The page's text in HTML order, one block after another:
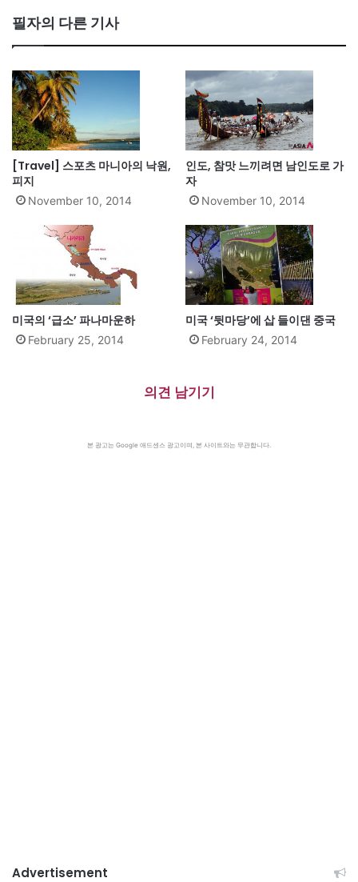
필자의 다른 기사
[Travel] 스포츠 마니아의 낙원,
피지
November 10, 2014
인도, 참맛 느끼려면 남인도로 가
자
November 10, 2014
미국의 ‘급소’ 파나마운하
February 25, 2014
미국 ‘뒷마당’에 삽 들이댄 중국
February 24, 2014
의견 남기기
본 광고는 Google 애드센스 광고이며, 본 사이트와는 무관합니다.
Advertisement